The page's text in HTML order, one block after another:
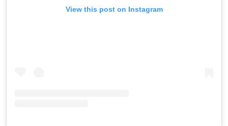
View this post on Instagram